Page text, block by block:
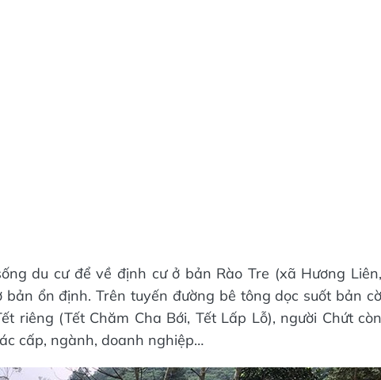
du cư để về định cư ở bản Rào Tre (xã Hương Liên,
bản ổn định. Trên tuyến đường bê tông dọc suốt bản cờ
riêng (Tết Chăm Cha Bới, Tết Lấp Lỗ), người Chứt còn
cấp, ngành, doanh nghiệp…